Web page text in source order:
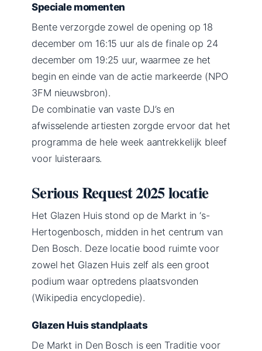
Speciale momenten
Bente verzorgde zowel de opening op 18
december om 16:15 uur als de finale op 24
december om 19:25 uur, waarmee ze het
begin en einde van de actie markeerde (NPO
3FM nieuwsbron).
De combinatie van vaste DJ’s en
afwisselende artiesten zorgde ervoor dat het
programma de hele week aantrekkelijk bleef
voor luisteraars.
Serious Request 2025 locatie
Het Glazen Huis stond op de Markt in ‘s-
Hertogenbosch, midden in het centrum van
Den Bosch. Deze locatie bood ruimte voor
zowel het Glazen Huis zelf als een groot
podium waar optredens plaatsvonden
(Wikipedia encyclopedie).
Glazen Huis standplaats
De Markt in Den Bosch is een Traditie voor